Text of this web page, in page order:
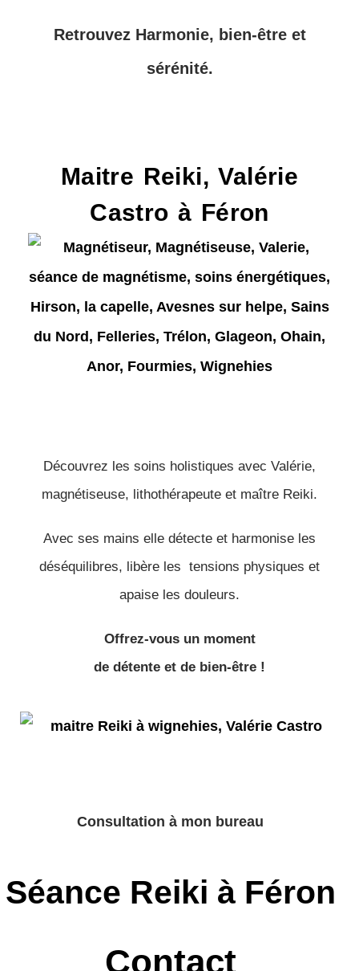
Retrouvez Harmonie, bien-être et
sérénité.
Maitre Reiki, Valérie
Castro à Féron
Découvrez les soins holistiques avec Valérie,
magnétiseuse, lithothérapeute et maître Reiki.
Avec ses mains elle détecte et harmonise les
déséquilibres, libère les tensions physiques et
apaise les douleurs.
Offrez-vous un moment
de détente et de bien-être !
Consultation à mon bureau
Séance Reiki à Féron
Contact